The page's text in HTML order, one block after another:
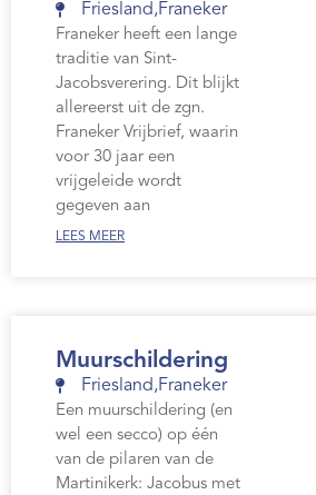
Friesland,Franeker
Franeker heeft een lange
traditie van Sint-
Jacobsverering. Dit blijkt
allereerst uit de zgn.
Franeker Vrijbrief, waarin
voor 30 jaar een
vrijgeleide wordt
gegeven aan
LEES MEER
Muurschildering
Friesland,Franeker
Een muurschildering (en
wel een secco) op één
van de pilaren van de
Martinikerk: Jacobus met